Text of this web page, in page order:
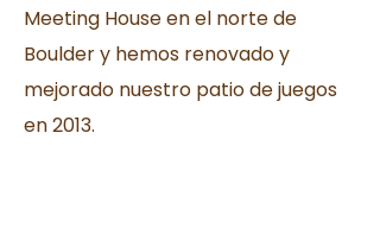
Meeting House en el norte de
Boulder y hemos renovado y
mejorado nuestro patio de juegos
en 2013.